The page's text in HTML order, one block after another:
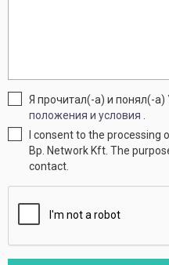
Я прочитал(-а) и понял(-
положения и условия
I consent to the
Bp. Network Kft. The
contact.